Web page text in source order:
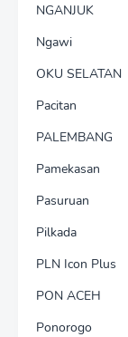
NGANJUK
Ngawi
OKU SELATAN
Pacitan
PALEMBANG
Pamekasan
Pasuruan
Pilkada
PLN Icon Plus
PON ACEH
Ponorogo